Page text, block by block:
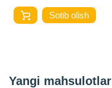
Sotib olish
Yangi mahsulotlar